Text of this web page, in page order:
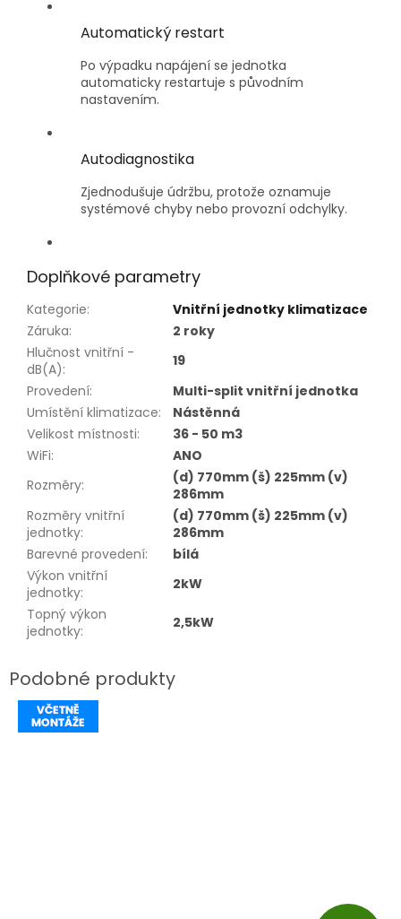
Automatický restart
Po výpadku napájení se jednotka
automaticky restartuje s původním
nastavením.
Autodiagnostika
Zjednodušuje údržbu, protože oznamuje
systémové chyby nebo provozní odchylky.
Doplňkové parametry
Kategorie:
Vnitřní jednotky klimatizace
Záruka:
2 roky
Hlučnost vnitřní -
dB(A):
19
Provedení:
Multi-split vnitřní jednotka
Umístění klimatizace:
Nástěnná
Velikost místnosti:
36 - 50 m3
WiFi:
ANO
Rozměry:
(d) 770mm (š) 225mm (v)
286mm
Rozměry vnitřní
jednotky:
(d) 770mm (š) 225mm (v)
286mm
Barevné provedení:
bílá
Výkon vnitřní
jednotky:
2kW
Topný výkon
jednotky: 2,5kW